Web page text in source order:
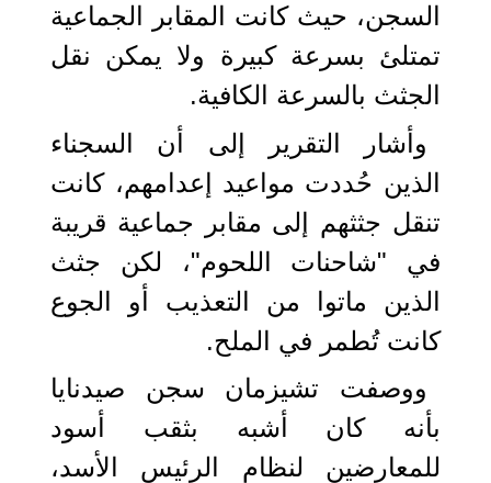
السجن، حيث كانت المقابر الجماعية
تمتلئ بسرعة كبيرة ولا يمكن نقل
الجثث بالسرعة الكافية.
وأشار التقرير إلى أن السجناء
الذين حُددت مواعيد إعدامهم، كانت
تنقل جثثهم إلى مقابر جماعية قريبة
في "شاحنات اللحوم"، لكن جثث
الذين ماتوا من التعذيب أو الجوع
كانت تُطمر في الملح.
ووصفت تشيزمان سجن صيدنايا
بأنه كان أشبه بثقب أسود
للمعارضين لنظام الرئيس الأسد،